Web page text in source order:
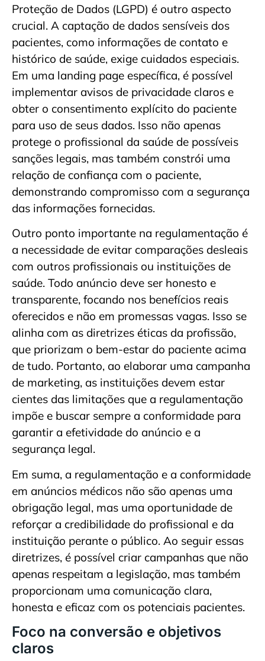
Proteção de Dados (LGPD) é outro aspecto
crucial. A captação de dados sensíveis dos
pacientes, como informações de contato e
histórico de saúde, exige cuidados especiais.
Em uma landing page específica, é possível
implementar avisos de privacidade claros e
obter o consentimento explícito do paciente
para uso de seus dados. Isso não apenas
protege o profissional da saúde de possíveis
sanções legais, mas também constrói uma
relação de confiança com o paciente,
demonstrando compromisso com a segurança
das informações fornecidas.
Outro ponto importante na regulamentação é
a necessidade de evitar comparações desleais
com outros profissionais ou instituições de
saúde. Todo anúncio deve ser honesto e
transparente, focando nos benefícios reais
oferecidos e não em promessas vagas. Isso se
alinha com as diretrizes éticas da profissão,
que priorizam o bem-estar do paciente acima
de tudo. Portanto, ao elaborar uma campanha
de marketing, as instituições devem estar
cientes das limitações que a regulamentação
impõe e buscar sempre a conformidade para
garantir a efetividade do anúncio e a
segurança legal.
Em suma, a regulamentação e a conformidade
em anúncios médicos não são apenas uma
obrigação legal, mas uma oportunidade de
reforçar a credibilidade do profissional e da
instituição perante o público. Ao seguir essas
diretrizes, é possível criar campanhas que não
apenas respeitam a legislação, mas também
proporcionam uma comunicação clara,
honesta e eficaz com os potenciais pacientes.
Foco na conversão e objetivos
claros